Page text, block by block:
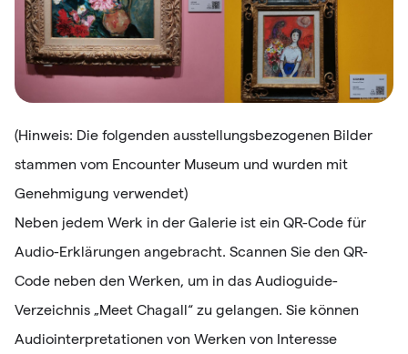
(Hinweis: Die folgenden ausstellungsbezogenen Bilder
stammen vom Encounter Museum und wurden mit
Genehmigung verwendet)
Neben jedem Werk in der Galerie ist ein QR-Code für
Audio-Erklärungen angebracht. Scannen Sie den QR-
Code neben den Werken, um in das Audioguide-
Verzeichnis „Meet Chagall“ zu gelangen. Sie können
Audiointerpretationen von Werken von Interesse